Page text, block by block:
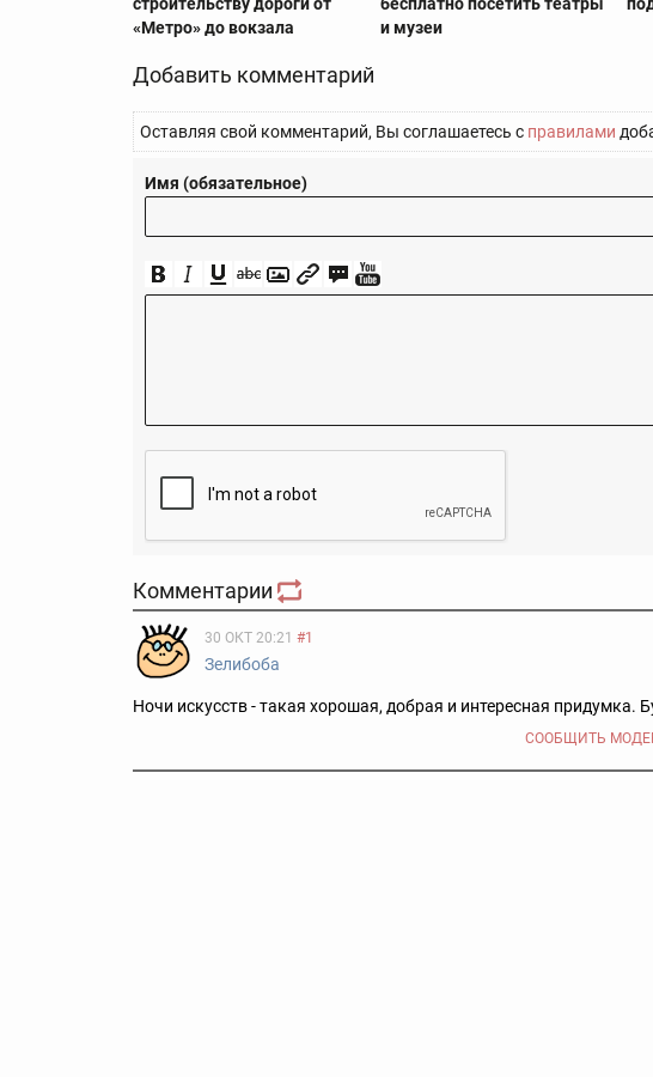
«Метро» до вокзала
и музеи
Добавить комментарий
Оставляя свой комментарий, Вы соглашаетесь с правилами
Имя (обязательное)
Комментарии
30 ОКТ 20:21 #1
Зелибоба
Ночи искусств - такая хорошая, добрая и интересная придумка.
СООБЩИТЬ